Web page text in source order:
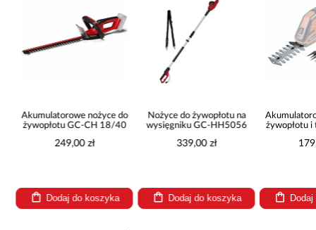
Akumulatorowe nożyce do
żywopłotu GC-CH 18/40
249,00 zł
Dodaj do koszyka
Nożyce do żywopłotu na
wysięgniku GC-HH5056
339,00 zł
Dodaj do koszyka
żywopłotu